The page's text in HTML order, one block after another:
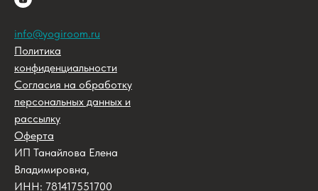
info@yogiroom.ru
Политика
конфиденциальности
Согласия на обработку
персональных данных и
рассылку
Оферта
ИП Танайлова Елена
Владимировна,
ИНН: 781417551700